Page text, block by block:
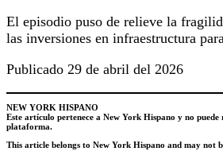
El episodio puso de relieve la
las inversiones en infraestructura
Publicado 29 de abril del 2026
NEW YORK HISPANO
Este artículo pertenece a New York Hispano y no
plataforma.
This article belongs to New York Hispano and may